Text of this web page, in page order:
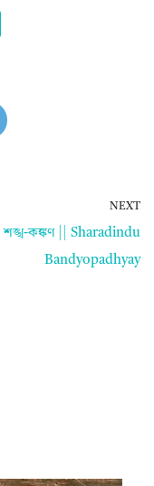
NEXT
শঙ্খ-কঙ্কণ || Sharadindu
Bandyopadhyay